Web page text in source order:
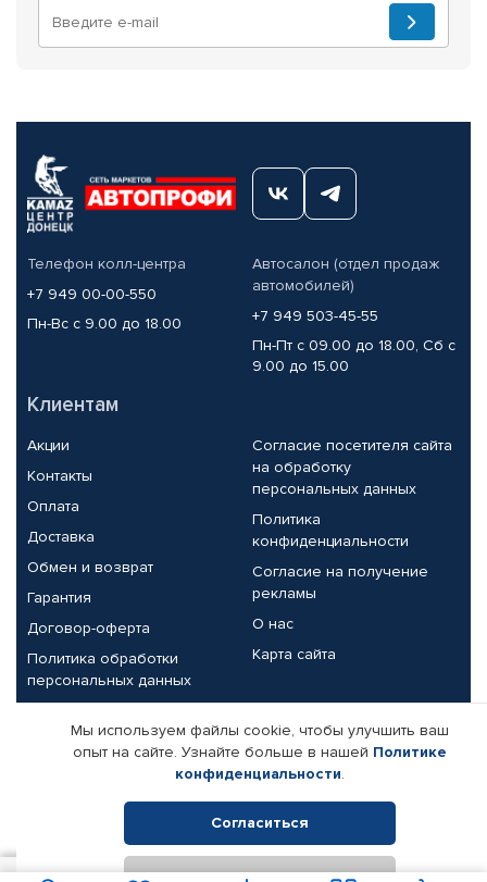
Телефон колл-центра
+7 949 00-00-550
Пн-Вс с 9.00 до 18.00
Автосалон (отдел продаж
автомобилей)
+7 949 503-45-55
Пн-Пт с 09.00 до 18.00, Сб с
9.00 до 15.00
Клиентам
Акции
Контакты
Оплата
Доставка
Обмен и возврат
Гарантия
Договор-оферта
Политика обработки
персональных данных
Согласие посетителя сайта
на обработку
персональных данных
Политика
конфиденциальности
Согласие на получение
рекламы
О нас
Карта сайта
Партнерам
Корпоративным клиентам
Поставщикам
Реквизиты компании
Мы используем файлы cookie, чтобы улучшить ваш
опыт на сайте. Узнайте больше в нашей Политике
конфиденциальности.
Согласиться
Отклонить